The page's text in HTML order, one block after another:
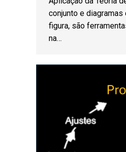
conjunto e
figura, são
na…